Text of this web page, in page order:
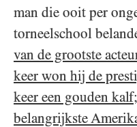
man die ooit per
torneelschool
van de grootste
keer won hij de
keer een gouden
belangrijkste